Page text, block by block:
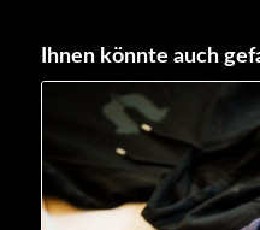
Ihnen könnte auch